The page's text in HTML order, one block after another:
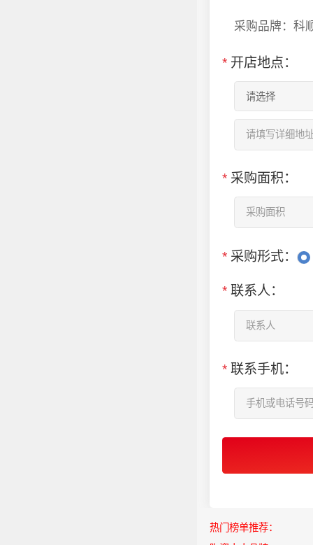
采购品牌：科
* 开店地点：
* 采购面积：
* 采购形式：
* 联系人：
* 联系手机：
热门榜单推荐：